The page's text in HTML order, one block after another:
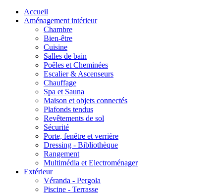
Accueil
Aménagement intérieur
Chambre
Bien-être
Cuisine
Salles de bain
Poêles et Cheminées
Escalier & Ascenseurs
Chauffage
Spa et Sauna
Maison et objets connectés
Plafonds tendus
Revêtements de sol
Sécurité
Porte, fenêtre et verrière
Dressing - Bibliothèque
Rangement
Multimédia et Electroménager
Extérieur
Véranda - Pergola
Piscine - Terrasse